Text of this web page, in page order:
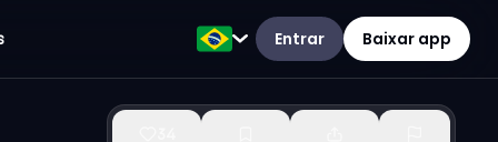
Entrar Baixar app